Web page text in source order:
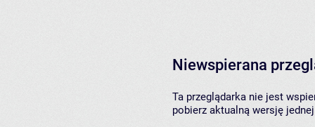
Niewspierana
Ta przeglądarka nie jest
pobierz aktualną wersję